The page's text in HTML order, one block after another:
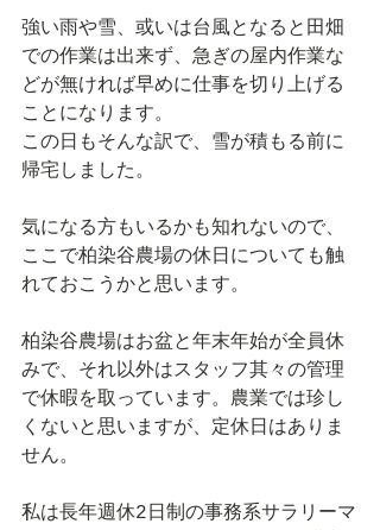
強い雨や雪、或いは台風となると田畑
での作業は出来ず、急ぎの屋内作業な
どが無ければ早めに仕事を切り上げる
ことになります。
この日もそんな訳で、雪が積もる前に
帰宅しました。
気になる方もいるかも知れないので、
ここで柏染谷農場の休日についても触
れておこうかと思います。
柏染谷農場はお盆と年末年始が全員休
みで、それ以外はスタッフ其々の管理
で休暇を取っています。農業では珍し
くないと思いますが、定休日はありま
せん。
私は長年週休2日制の事務系サラリーマ